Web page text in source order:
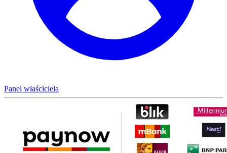
Panel właściciela